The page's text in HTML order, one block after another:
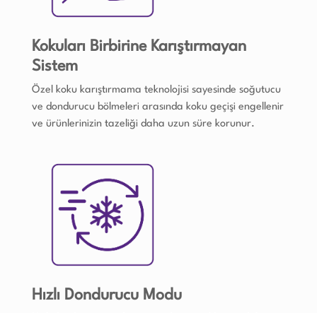
Kokuları Birbirine Karıştırmayan
Sistem
Özel koku karıştırmama teknolojisi sayesinde soğutucu
ve dondurucu bölmeleri arasında koku geçişi engellenir
ve ürünlerinizin tazeliği daha uzun süre korunur.
Hızlı Dondurucu Modu